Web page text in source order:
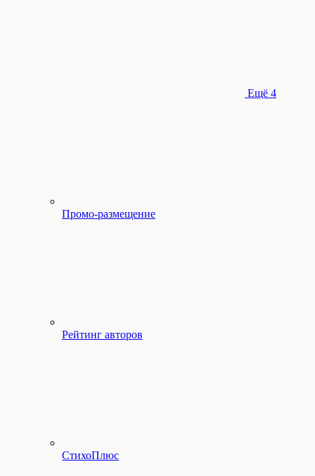
Ещё 4
Промо-размещение
Рейтинг авторов
СтихоПлюс